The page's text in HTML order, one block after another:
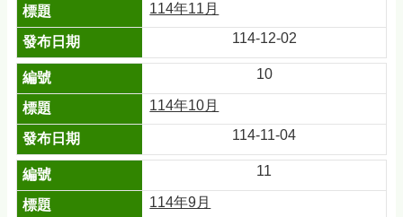
114年11月
114-12-02
10
114年10月
114-11-04
11
114年9月